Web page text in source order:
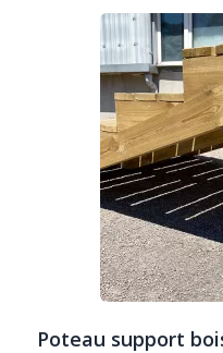
Poteau support